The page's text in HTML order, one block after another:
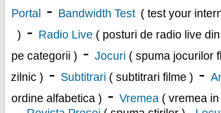
Portal - Bandwidth Test ( test your
) - Radio Live ( posturi de radio live
pe categorii ) - Jocuri ( spuma jocurilor
zilnic ) - Subtitrari ( subtitrari filme ) -
ordine alfabetica ) - Vremea ( vremea